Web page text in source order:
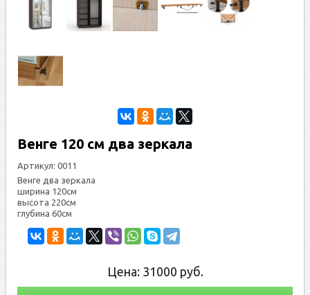
Венге 120 см два зеркала
Артикул:0011
Венге два зеркала
ширина 120см
высота 220см
глубина 60см
Цена: 31000 руб.